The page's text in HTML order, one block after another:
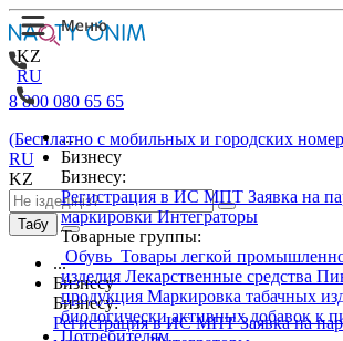
KZ
RU
...
Бизнесу
Бизнесу:
Регистрация в ИС МПТ Заявка на
маркировкиИнтеграторы
Товарные группы:
Обувь Товары легкой
изделия Лекарственные средства
продукция Маркировка табачных
биологически активных добавок к
Потребителям
8 800 080 65 65
(Бесплатно с мобильных и городских
RU
KZ
Табу
...
Бизнесу
Бизнесу:
Регистрация в ИС МПТЗаявка на